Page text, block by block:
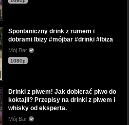
Spontaniczny drink z rumem i
dobrami Ibizy #mójbar #drinki #Ibiza
Mój Bar
1080p
Drinki z piwem! Jak dobierać piwo do
koktajli? Przepisy na drinki z piwem i
whisky od eksperta.
Mój Bar